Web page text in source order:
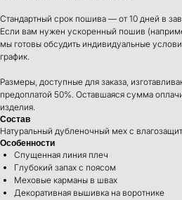
Стандартный срок пошива — от 10 дней в
Если вам нужен ускоренный пошив
мы готовы обсудить индивидуальные
график.
Размеры, доступные для заказа,
предоплатой 50%. Оставшаяся сумма
изделия.
Состав
Натуральный дубленочный мех с
Особенности
Спущенная линия плеч
Глубокий запах с поясом
Меховые карманы в швах
Декоративная вышивка на воротнике